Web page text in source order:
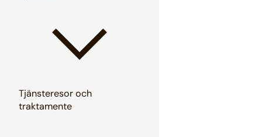
Tjänsteresor och
traktamente